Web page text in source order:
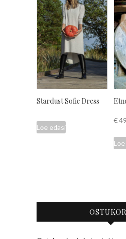
Stardust Sofie Dress
Loe edasi
€